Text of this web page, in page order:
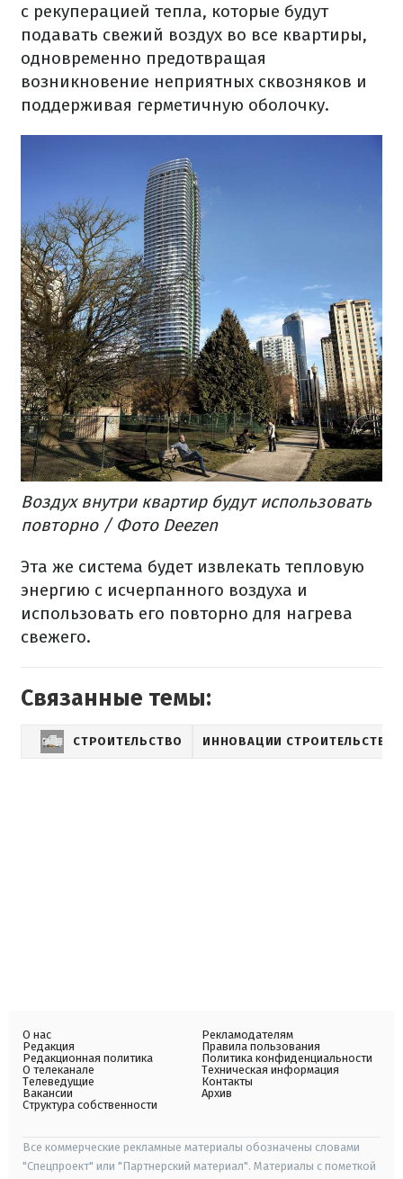
с рекуперацией тепла, которые будут
подавать свежий воздух во все квартиры,
одновременно предотвращая
возникновение неприятных сквозняков и
поддерживая герметичную оболочку.
Воздух внутри квартир будут использовать
повторно / Фото Deezen
Эта же система будет извлекать тепловую
энергию с исчерпанного воздуха и
использовать его повторно для нагрева
свежего.
Связанные темы:
СТРОИТЕЛЬСТВО ИННОВАЦИИ СТРОИТЕЛЬСТВА
О нас
Редакция
Редакционная политика
О телеканале
Телеведущие
Вакансии
Структура собственности
Рекламодателям
Правила пользования
Политика конфиденциальности
Техническая информация
Контакты
Архив
Все коммерческие рекламные материалы обозначены словами
"Спецпроект" или "Партнерский материал". Материалы с пометкой